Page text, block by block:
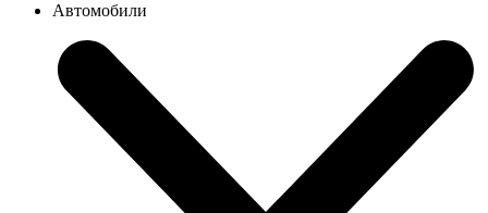
Автомобили